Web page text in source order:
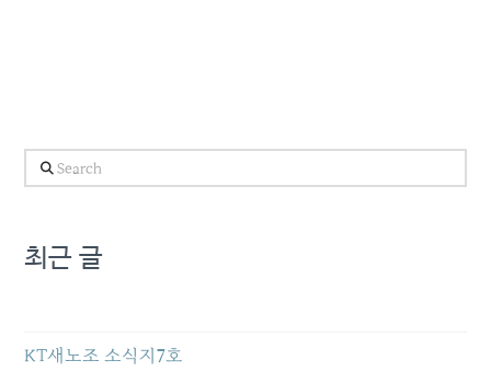
Search
최근 글
KT새노조 소식지7호